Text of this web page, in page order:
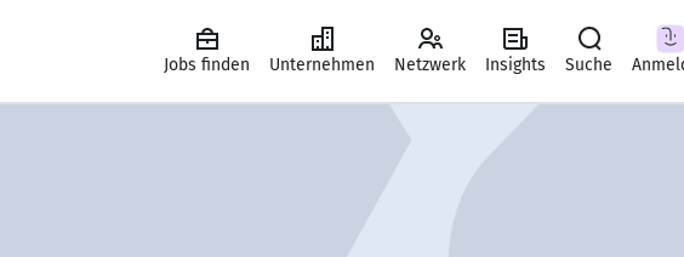
Jobs finden Unternehmen Netzwerk Insights Suche